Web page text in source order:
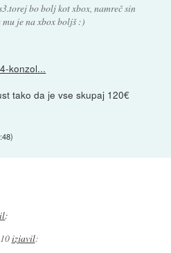
bo bolj kot xbox, namreč sin
je na xbox boljš :)
konzol...
tako da je vse skupaj 120€
)
:
izjavil: